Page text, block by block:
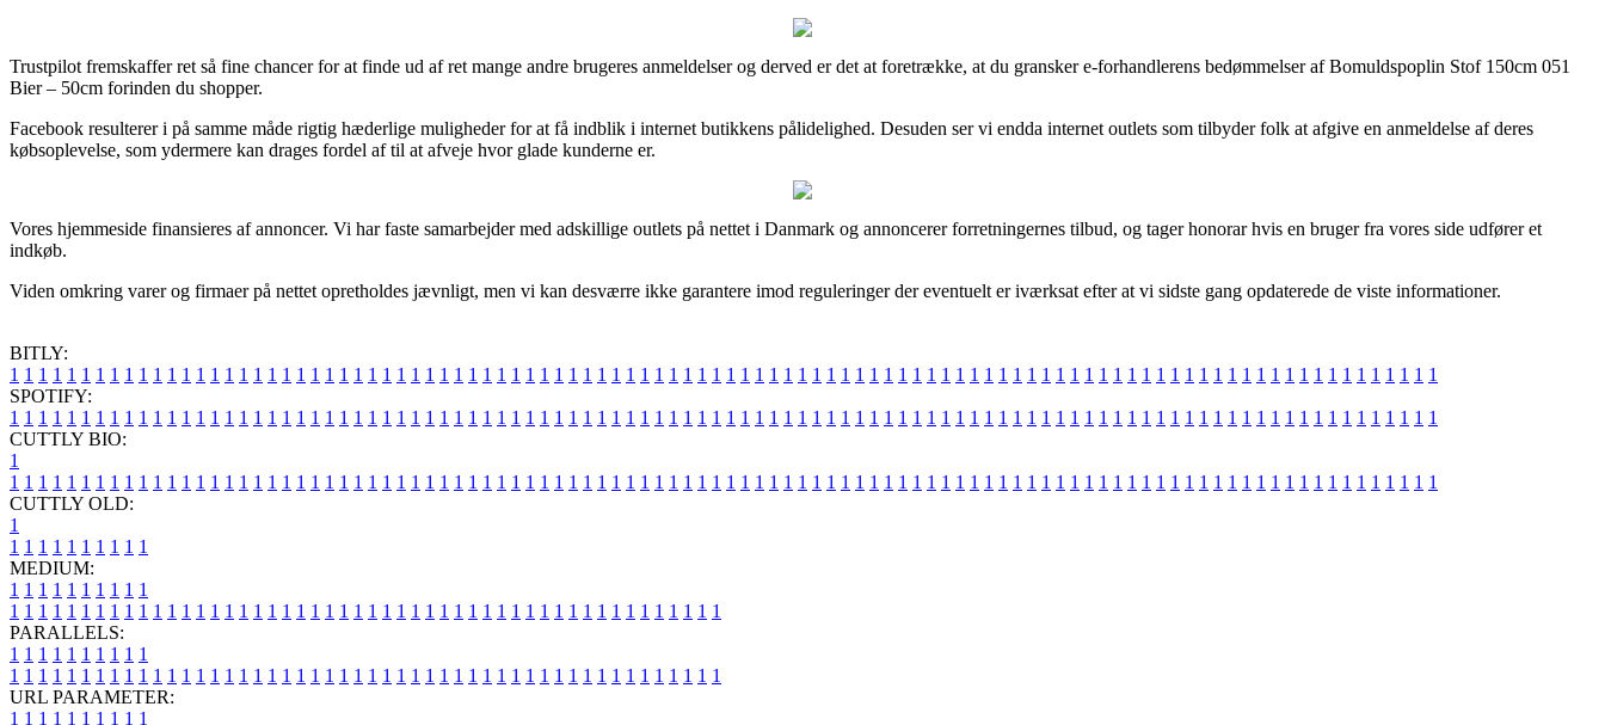
Trustpilot fremskaffer ret så fine chancer for at finde ud af ret mange andre brugeres anmeldelser og derved er det at foretrække, at du gransker e-forhandlerens bedømmelser af Bomuldspoplin Stof 150cm 051
Bier – 50cm forinden du shopper.
Facebook resulterer i på samme måde rigtig hæderlige muligheder for at få indblik i internet butikkens pålidelighed. Desuden ser vi endda internet outlets som tilbyder folk at afgive en anmeldelse af deres
købsoplevelse, som ydermere kan drages fordel af til at afveje hvor glade kunderne er.
Vores hjemmeside finansieres af annoncer. Vi har faste samarbejder med adskillige outlets på nettet i Danmark og annoncerer forretningernes tilbud, og tager honorar hvis en bruger fra vores side udfører et
indkøb.
Viden omkring varer og firmaer på nettet opretholdes jævnligt, men vi kan desværre ikke garantere imod reguleringer der eventuelt er iværksat efter at vi sidste gang opdaterede de viste informationer.
BITLY:
1 1 1 1 1 1 1 1 1 1 1 1 1 1 1 1 1 1 1 1 1 1 1 1 1 1 1 1 1 1 1 1 1 1 1 1 1 1 1 1 1 1 1 1 1 1 1 1 1 1 1 1 1 1 1 1 1 1 1 1 1 1 1 1 1 1 1 1 1 1 1 1 1 1 1 1 1 1 1 1 1 1 1 1 1 1 1 1 1 1 1 1 1 1 1 1 1 1 1 1
SPOTIFY:
1 1 1 1 1 1 1 1 1 1 1 1 1 1 1 1 1 1 1 1 1 1 1 1 1 1 1 1 1 1 1 1 1 1 1 1 1 1 1 1 1 1 1 1 1 1 1 1 1 1 1 1 1 1 1 1 1 1 1 1 1 1 1 1 1 1 1 1 1 1 1 1 1 1 1 1 1 1 1 1 1 1 1 1 1 1 1 1 1 1 1 1 1 1 1 1 1 1 1 1
CUTTLY BIO:
1
1 1 1 1 1 1 1 1 1 1 1 1 1 1 1 1 1 1 1 1 1 1 1 1 1 1 1 1 1 1 1 1 1 1 1 1 1 1 1 1 1 1 1 1 1 1 1 1 1 1 1 1 1 1 1 1 1 1 1 1 1 1 1 1 1 1 1 1 1 1 1 1 1 1 1 1 1 1 1 1 1 1 1 1 1 1 1 1 1 1 1 1 1 1 1 1 1 1 1 1
CUTTLY OLD:
1
1 1 1 1 1 1 1 1 1 1
MEDIUM:
1 1 1 1 1 1 1 1 1 1
1 1 1 1 1 1 1 1 1 1 1 1 1 1 1 1 1 1 1 1 1 1 1 1 1 1 1 1 1 1 1 1 1 1 1 1 1 1 1 1 1 1 1 1 1 1 1 1 1 1
PARALLELS:
1 1 1 1 1 1 1 1 1 1
1 1 1 1 1 1 1 1 1 1 1 1 1 1 1 1 1 1 1 1 1 1 1 1 1 1 1 1 1 1 1 1 1 1 1 1 1 1 1 1 1 1 1 1 1 1 1 1 1 1
URL PARAMETER:
1 1 1 1 1 1 1 1 1 1